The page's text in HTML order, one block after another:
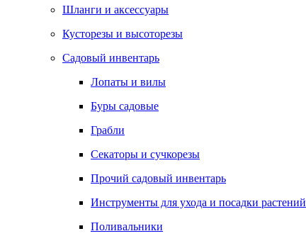
Шланги и аксессуары
Кусторезы и высоторезы
Садовый инвентарь
Лопаты и вилы
Буры садовые
Грабли
Секаторы и сучкорезы
Прочий садовый инвентарь
Инструменты для ухода и посадки растений
Поливальники